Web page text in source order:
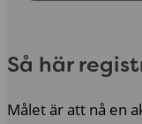
Så här
Målet är att nå en